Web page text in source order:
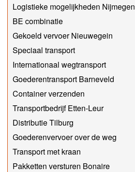
Logistieke mogelijkheden Nijmegen
BE combinatie
Gekoeld vervoer Nieuwegein
Speciaal transport
Internationaal wegtransport
Goederentransport Barneveld
Container verzenden
Transportbedrijf Etten-Leur
Distributie Tilburg
Goederenvervoer over de weg
Transport met kraan
Pakketten versturen Bonaire